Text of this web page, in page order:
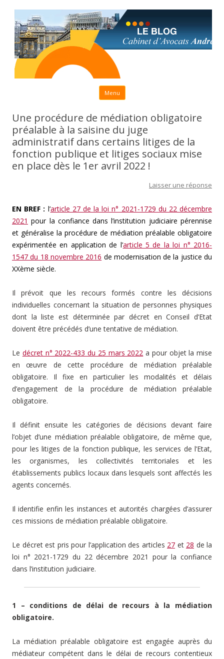
Menu Aller au contenu principal
Une procédure de médiation obligatoire
préalable à la saisine du juge
administratif dans certains litiges de la
fonction publique et litiges sociaux mise
en place dès le 1er avril 2022 !
Laisser une réponse
EN BREF : l’article 27 de la loi n° 2021-1729 du 22 décembre
2021 pour la confiance dans l’institution judiciaire pérennise
et généralise la procédure de médiation préalable obligatoire
expérimentée en application de l’article 5 de la loi n° 2016-
1547 du 18 novembre 2016 de modernisation de la justice du
XXème siècle.
Il prévoit que les recours formés contre les décisions
individuelles concernant la situation de personnes physiques
dont la liste est déterminée par décret en Conseil d’Etat
doivent être précédés d’une tentative de médiation.
Le décret n° 2022-433 du 25 mars 2022 a pour objet la mise
en œuvre de cette procédure de médiation préalable
obligatoire. Il fixe en particulier les modalités et délais
d’engagement de la procédure de médiation préalable
obligatoire.
Il définit ensuite les catégories de décisions devant faire
l’objet d’une médiation préalable obligatoire, de même que,
pour les litiges de la fonction publique, les services de l’Etat,
les organismes, les collectivités territoriales et les
établissements publics locaux dans lesquels sont affectés les
agents concernés.
Il identifie enfin les instances et autorités chargées d’assurer
ces missions de médiation préalable obligatoire.
Le décret est pris pour l’application des articles 27 et 28 de la
loi n° 2021-1729 du 22 décembre 2021 pour la confiance
dans l’institution judiciaire.
1 – conditions de délai de recours à la médiation
obligatoire.
La médiation préalable obligatoire est engagée auprès du
médiateur compétent dans le délai de recours contentieux